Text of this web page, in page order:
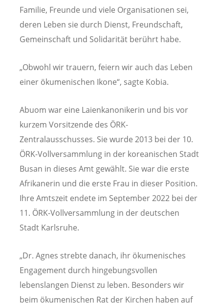
Familie, Freunde und viele Organisationen sei,
deren Leben sie durch Dienst, Freundschaft,
Gemeinschaft und Solidarität berührt habe.
„Obwohl wir trauern, feiern wir auch das Leben
einer ökumenischen Ikone“, sagte Kobia.
Abuom war eine Laienkanonikerin und bis vor
kurzem Vorsitzende des ÖRK-
Zentralausschusses. Sie wurde 2013 bei der 10.
ÖRK-Vollversammlung in der koreanischen Stadt
Busan in dieses Amt gewählt. Sie war die erste
Afrikanerin und die erste Frau in dieser Position.
Ihre Amtszeit endete im September 2022 bei der
11. ÖRK-Vollversammlung in der deutschen
Stadt Karlsruhe.
„Dr. Agnes strebte danach, ihr ökumenisches
Engagement durch hingebungsvollen
lebenslangen Dienst zu leben. Besonders wir
beim ökumenischen Rat der Kirchen haben auf